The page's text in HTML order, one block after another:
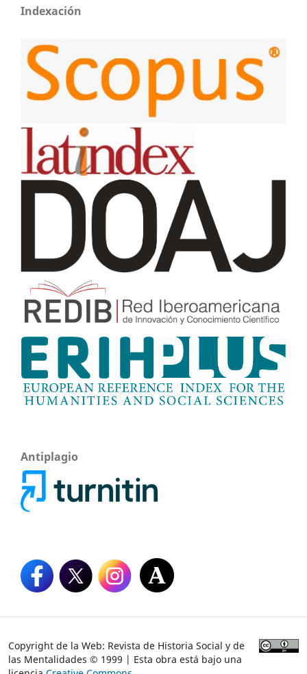
Indexación
Antiplagio
Copyright de la Web: Revista de Historia Social y de
las Mentalidades © 1999 | Esta obra está bajo una